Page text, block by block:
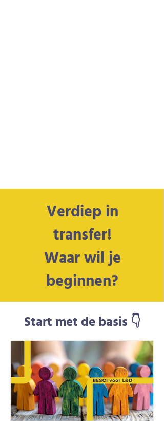
Verdiep in
transfer!
Waar wil je
beginnen?
Start met de basis 👇